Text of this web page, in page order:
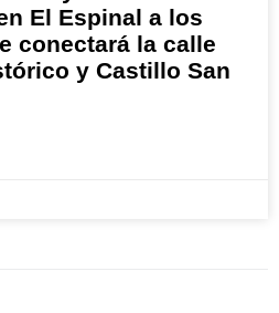
El Espinal a los
conectará la calle
y Castillo San